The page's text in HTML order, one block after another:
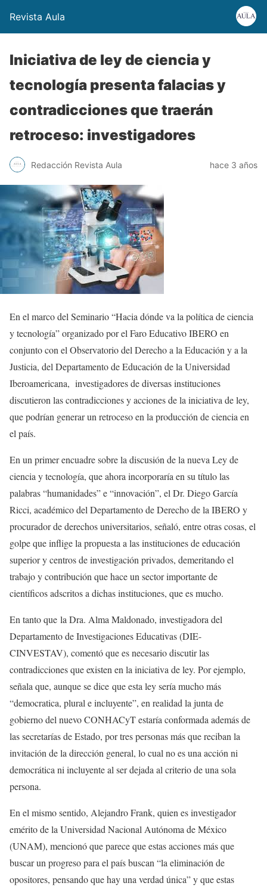
Revista Aula
Iniciativa de ley de ciencia y
tecnología presenta falacias y
contradicciones que traerán
retroceso: investigadores
Redacción Revista Aula hace 3 años
En el marco del Seminario “Hacia dónde va la política de ciencia
y tecnología” organizado por el Faro Educativo IBERO en
conjunto con el Observatorio del Derecho a la Educación y a la
Justicia, del Departamento de Educación de la Universidad
Iberoamericana, investigadores de diversas instituciones
discutieron las contradicciones y acciones de la iniciativa de ley,
que podrían generar un retroceso en la producción de ciencia en
el país.
En un primer encuadre sobre la discusión de la nueva Ley de
ciencia y tecnología, que ahora incorporaría en su título las
palabras “humanidades” e “innovación”, el Dr. Diego García
Ricci, académico del Departamento de Derecho de la IBERO y
procurador de derechos universitarios, señaló, entre otras cosas, el
golpe que inflige la propuesta a las instituciones de educación
superior y centros de investigación privados, demeritando el
trabajo y contribución que hace un sector importante de
científicos adscritos a dichas instituciones, que es mucho.
En tanto que la Dra. Alma Maldonado, investigadora del
Departamento de Investigaciones Educativas (DIE-
CINVESTAV), comentó que es necesario discutir las
contradicciones que existen en la iniciativa de ley. Por ejemplo,
señala que, aunque se dice que esta ley sería mucho más
“democratica, plural e incluyente”, en realidad la junta de
gobierno del nuevo CONHACyT estaría conformada además de
las secretarías de Estado, por tres personas más que reciban la
invitación de la dirección general, lo cual no es una acción ni
democrática ni incluyente al ser dejada al criterio de una sola
persona.
En el mismo sentido, Alejandro Frank, quien es investigador
emérito de la Universidad Nacional Autónoma de México
(UNAM), mencionó que parece que estas acciones más que
buscar un progreso para el país buscan “la eliminación de
opositores, pensando que hay una verdad única” y que estas